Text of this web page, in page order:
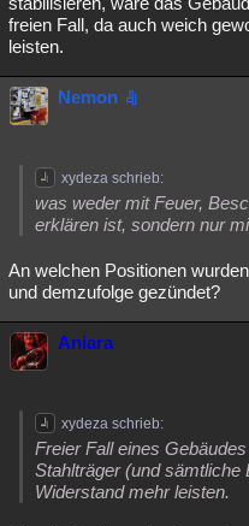
freien Fall, da auch weich
leisten.
Nemon
xydeza schrieb:
was weder mit Feuer,
erklären ist, sondern nur
An welchen Positionen
und demzufolge gezündet?
Aniara
xydeza schrieb:
Freier Fall eines
Stahlträger (und sämtliche
Widerstand mehr leisten.